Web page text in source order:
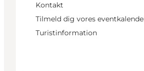
Kontakt
Tilmeld dig vores
Turistinformation